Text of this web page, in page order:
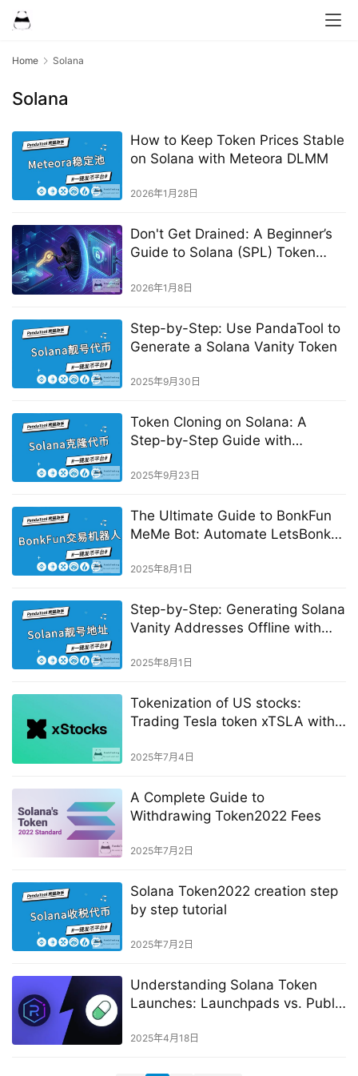
Home Solana
Solana
How to Keep Token Prices Stable
on Solana with Meteora DLMM
2026年1月28日
Don't Get Drained: A Beginner’s
Guide to Solana (SPL) Token
2026年1月8日
Step-by-Step: Use PandaTool to
Generate a Solana Vanity Token
2025年9月30日
Token Cloning on Solana: A
Step-by-Step Guide with
2025年9月23日
The Ultimate Guide to BonkFun
MeMe Bot: Automate LetsBonk
2025年8月1日
Step-by-Step: Generating Solana
Vanity Addresses Offline with
2025年8月1日
Tokenization of US stocks:
Trading Tesla token xTSLA with
2025年7月4日
A Complete Guide to
Withdrawing Token2022 Fees
2025年7月2日
Solana Token2022 creation step
by step tutorial
2025年7月2日
Understanding Solana Token
Launches: Launchpads vs. Public
2025年4月18日